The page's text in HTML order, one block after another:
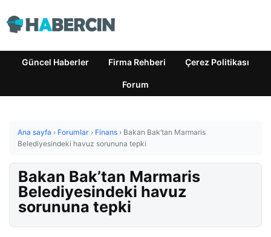
Güncel Haberler Firma Rehberi Çerez Politikası
Forum
Ana sayfa › Forumlar › Finans › Bakan Bak’tan Marmaris
Belediyesindeki havuz sorununa tepki
Bakan Bak’tan Marmaris
Belediyesindeki havuz
sorununa tepki